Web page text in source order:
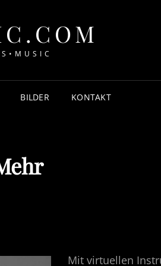
BILDER KONTAKT
Mit virtuellen